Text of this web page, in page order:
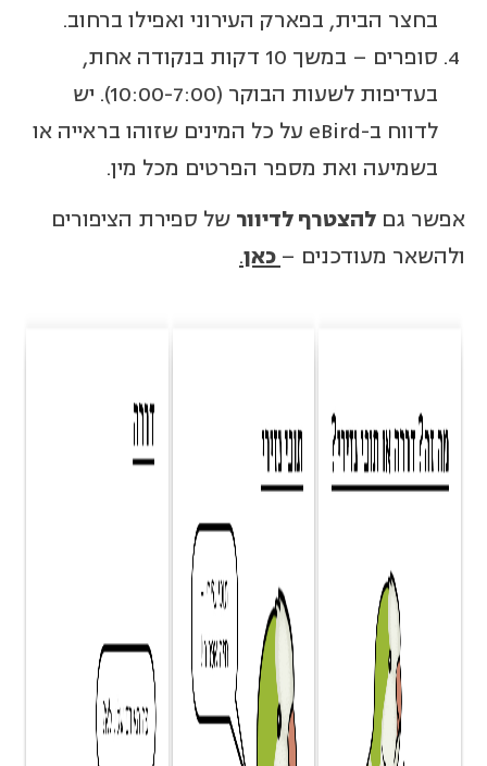
בחצר הבית, בפארק העירוני ואפילו ברחוב.
סופרים – במשך 10 דקות בנקודה אחת,
בעדיפות לשעות הבוקר (10:00-7:00). יש
לדווח ב-eBird על כל המינים שזוהו בראייה או
בשמיעה ואת מספר הפרטים מכל מין.
אפשר גם להצטרף לדיוור של ספירת הציפורים
ולהשאר מעודכנים – כאן.